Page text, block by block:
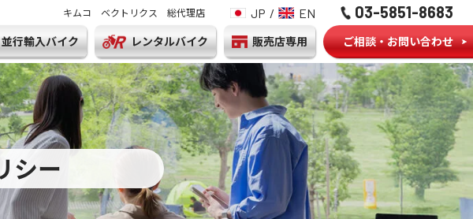
並行輸入バイク レンタルバイク 販売店専用 ご相談・お問い合わせ
03-5851-8683
キムコ ベクトリクス 総代理店 JP / EN
シー